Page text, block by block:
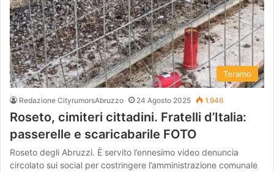
Teramo
Redazione CityrumorsAbruzzo 24 Agosto 2025 1.946
Roseto, cimiteri cittadini. Fratelli d’Italia:
passerelle e scaricabarile FOTO
Roseto degli Abruzzi. È servito l’ennesimo video denuncia
circolato sui social per costringere l’amministrazione comunale